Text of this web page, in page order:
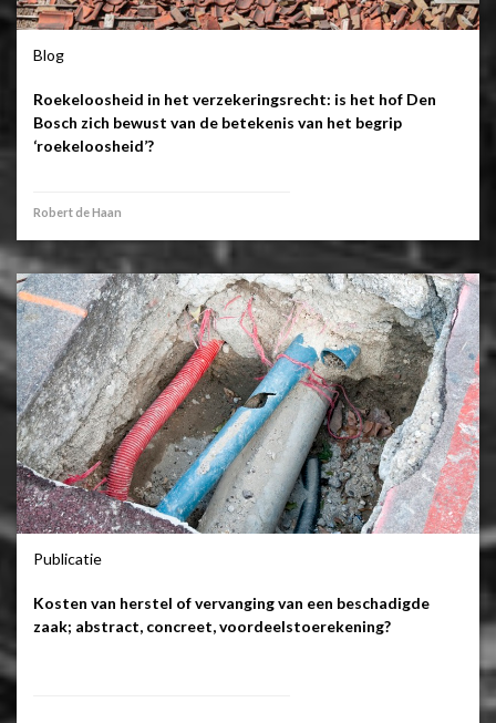
Blog
Roekeloosheid in het verzekeringsrecht: is het hof Den
Bosch zich bewust van de betekenis van het begrip
‘roekeloosheid’?
Robert de Haan
Publicatie
Kosten van herstel of vervanging van een beschadigde
zaak; abstract, concreet, voordeelstoerekening?